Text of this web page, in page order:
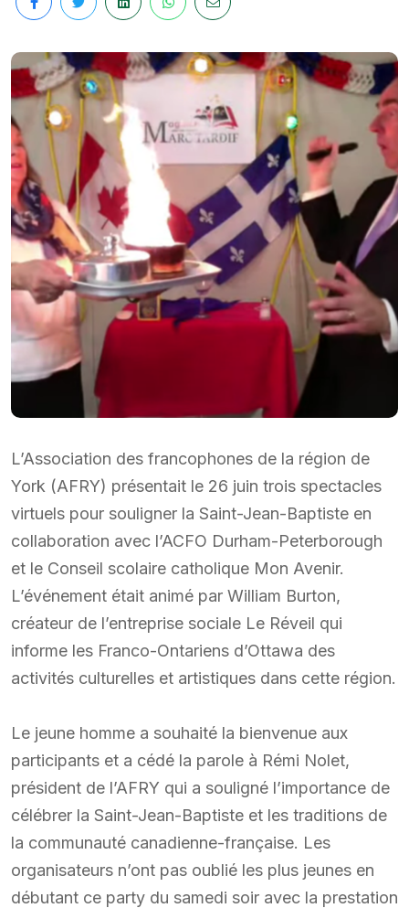
L’Association des francophones de la région de
York (AFRY) présentait le 26 juin trois spectacles
virtuels pour souligner la Saint-Jean-Baptiste en
collaboration avec l’ACFO Durham-Peterborough
et le Conseil scolaire catholique Mon Avenir.
L’événement était animé par William Burton,
créateur de l’entreprise sociale Le Réveil qui
informe les Franco-Ontariens d’Ottawa des
activités culturelles et artistiques dans cette région.
Le jeune homme a souhaité la bienvenue aux
participants et a cédé la parole à Rémi Nolet,
président de l’AFRY qui a souligné l’importance de
célébrer la Saint-Jean-Baptiste et les traditions de
la communauté canadienne-française. Les
organisateurs n’ont pas oublié les plus jeunes en
débutant ce party du samedi soir avec la prestation